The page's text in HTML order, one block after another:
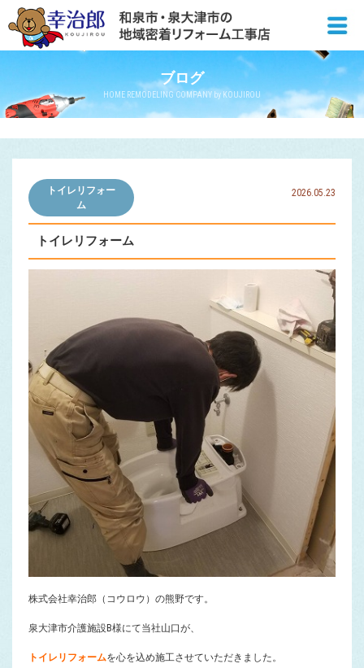
ブログ
HOME REMODELING COMPANY by KOUJIROU
トイレリフォー
ム
2026.05.23
トイレリフォーム
株式会社幸治郎（コウロウ）の熊野です。
泉大津市介護施設B様にて当社山口が、
トイレリフォームを心を込め施工させていただきました。